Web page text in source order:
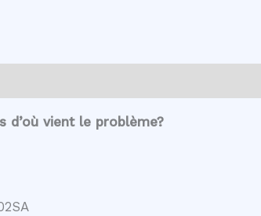
d’où vient le problème?